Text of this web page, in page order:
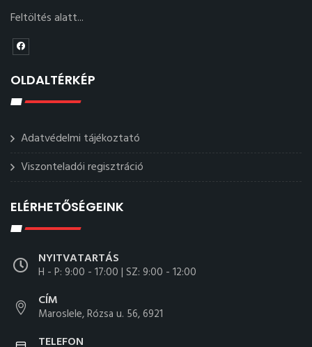
Feltöltés alatt...
OLDALTÉRKÉP
Adatvédelmi tájékoztató
Viszonteladói regisztráció
ELÉRHETŐSÉGEINK
NYITVATARTÁS
H - P: 9:00 - 17:00 | SZ: 9:00 - 12:00
CÍM
Maroslele, Rózsa u. 56, 6921
TELEFON